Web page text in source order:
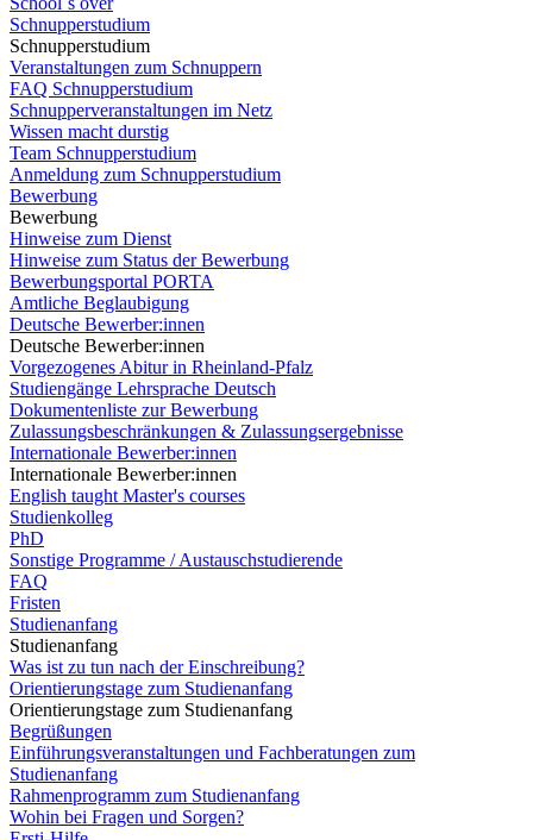
Schnupperstudium
Schnupperstudium
Veranstaltungen zum Schnuppern
FAQ Schnupperstudium
Schnupperveranstaltungen im Netz
Wissen macht durstig
Team Schnupperstudium
Anmeldung zum Schnupperstudium
Bewerbung
Bewerbung
Hinweise zum Dienst
Hinweise zum Status der Bewerbung
Bewerbungsportal PORTA
Amtliche Beglaubigung
Deutsche Bewerber:innen
Deutsche Bewerber:innen
Vorgezogenes Abitur in Rheinland-Pfalz
Studiengänge Lehrsprache Deutsch
Dokumentenliste zur Bewerbung
Zulassungsbeschränkungen & Zulassungsergebnisse
Internationale Bewerber:innen
Internationale Bewerber:innen
English taught Master's courses
Studienkolleg
PhD
Sonstige Programme / Austauschstudierende
FAQ
Fristen
Studienanfang
Studienanfang
Was ist zu tun nach der Einschreibung?
Orientierungstage zum Studienanfang
Orientierungstage zum Studienanfang
Begrüßungen
Einführungsveranstaltungen und Fachberatungen zum
Studienanfang
Rahmenprogramm zum Studienanfang
Wohin bei Fragen und Sorgen?